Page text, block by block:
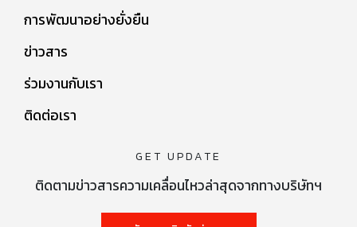
การพัฒนาอย่างยั่งยืน
ข่าวสาร
ร่วมงานกับเรา
ติดต่อเรา
GET UPDATE
ติดตามข่าวสารความเคลื่อนไหวล่าสุดจากทางบริษัทฯ